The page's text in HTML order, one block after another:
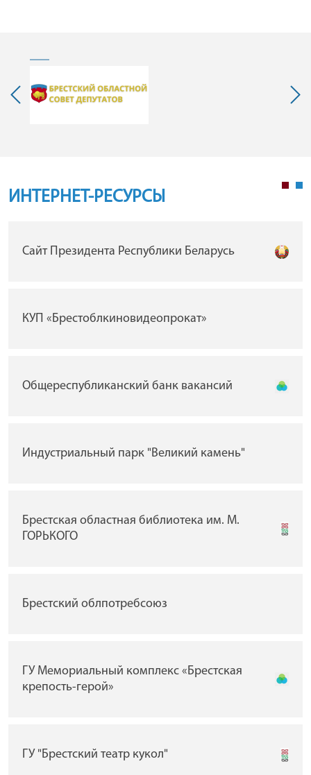
ИНТЕРНЕТ-РЕСУРСЫ
Сайт Президента Республики Беларусь
КУП «Брестоблкиновидеопрокат»
Общереспубликанский банк вакансий
Индустриальный парк "Великий камень"
Брестская областная библиотека им. М.
ГОРЬКОГО
Брестский облпотребсоюз
ГУ Мемориальный комплекс «Брестская
крепость-герой»
ГУ "Брестский театр кукол"